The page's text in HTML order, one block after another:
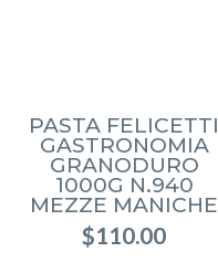
PASTA FELICETTI
GASTRONOMIA
GRANODURO
1000G N.940
MEZZE MANICHE
$110.00